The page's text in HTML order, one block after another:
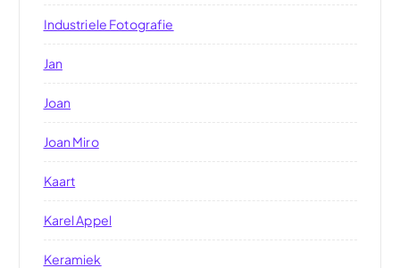
Industriele Fotografie
Jan
Joan
Joan Miro
Kaart
Karel Appel
Keramiek